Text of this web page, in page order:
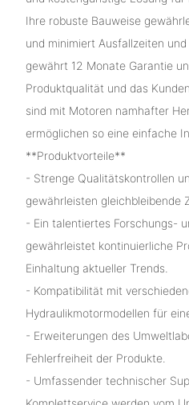
Ihre robuste Bauweise
und minimiert Ausfallzeiten
gewährt 12 Monate Garantie
Produktqualität und das
sind mit Motoren namhafter
ermöglichen so eine einfache
**Produktvorteile**
- Strenge Qualitätskontrollen
gewährleisten gleichbleibende
- Ein talentiertes Forschungs-
gewährleistet kontinuierliche
Einhaltung aktueller Trends.
- Kompatibilität mit
Hydraulikmotormodellen für
- Erweiterungen des
Fehlerfreiheit der Produkte.
- Umfassender technischer